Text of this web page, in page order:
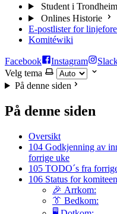
Student i Trondheim
Onlines Historie
E-postlister for
Komitéwiki
Facebook Instagram
Velg tema
På denne siden
På denne siden
Oversikt
104 Godkjenning av
forrige uke
105 TODO´s fra
106 Status for
🎉 Arrkom:
👔 Bedkom: